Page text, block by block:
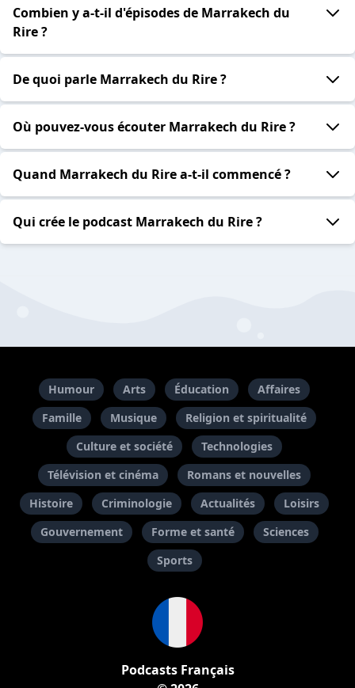
Combien y a-t-il d'épisodes de Marrakech du
Rire ?
De quoi parle Marrakech du Rire ?
Où pouvez-vous écouter Marrakech du Rire ?
Quand Marrakech du Rire a-t-il commencé ?
Qui crée le podcast Marrakech du Rire ?
Humour Arts Éducation
Affaires
Famille
Musique
Religion et spiritualité
Culture et société
Technologies
Télévision et cinéma
Romans et nouvelles
Histoire
Criminologie Actualités
Loisirs
Gouvernement
Forme et santé
Sciences
Sports
Podcasts Français